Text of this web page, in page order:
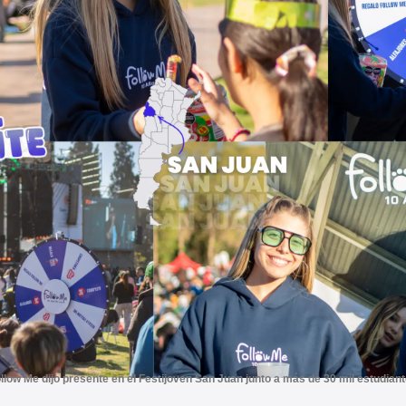
Me dijo presente en el Festijoven San Juan junto a más de 30 mil